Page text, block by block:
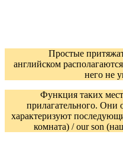
Простые
английском
него не
Функция таких
прилагательного. Они
характеризуют
комната) / our son